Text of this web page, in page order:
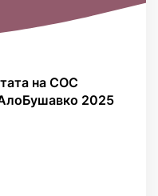
на СОС
2025